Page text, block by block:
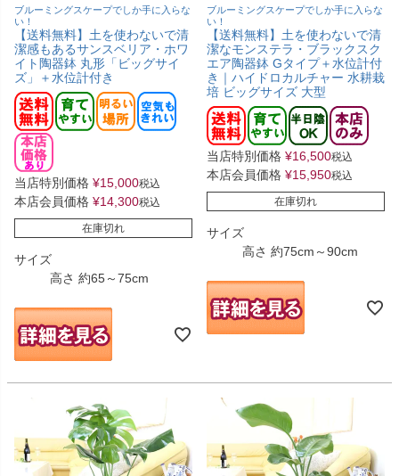
ブルーミングスケープでしか手に入らな
い！
【送料無料】土を使わないで清
潔感もあるサンスベリア・ホワ
イト陶器鉢 丸形「ビッグサイ
ズ」＋水位計付き
当店特別価格 ¥15,000税込
本店会員価格 ¥14,300税込
在庫切れ
サイズ
高さ 約65～75cm
ブルーミングスケープでしか手に入らな
い！
【送料無料】土を使わないで清
潔なモンステラ・ブラックスク
エア陶器鉢 Gタイプ＋水位計付
き｜ハイドロカルチャー 水耕栽
培 ビッグサイズ 大型
当店特別価格 ¥16,500税込
本店会員価格 ¥15,950税込
在庫切れ
サイズ
高さ 約75cm～90cm